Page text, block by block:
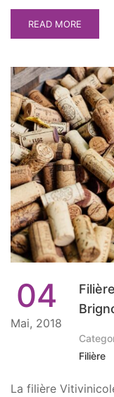
READ MORE
04
Mai, 2018
Filière
La filière